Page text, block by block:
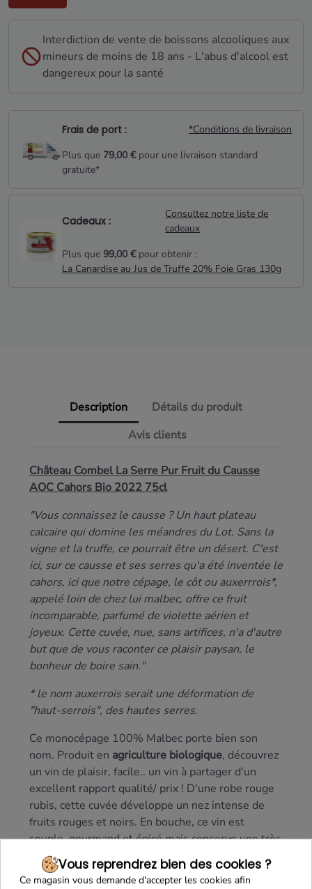
Interdiction de vente de boissons alcooliques aux
mineurs de moins de 18 ans - L'abus d'alcool est
dangereux pour la santé
Frais de port :
*Conditions de livraison
Plus que 79,00 €pour une livraison standard
gratuite*
Cadeaux :
Consultez notre liste de
cadeaux
Plus que 99,00 €pour obtenir :
La Canardise au Jus de Truffe 20% Foie Gras 130g
Description
Détails du produit
Avis clients
Château Combel La Serre Pur Fruit du Causse
AOC Cahors Bio 2022 75cl
"Vous connaissez le causse ? Un haut plateau
calcaire qui domine les méandres du Lot. Sans la
vigne et la truffe, ce pourrait être un désert. C'est
ici, sur ce causse et ses serres qu'a été inventée le
cahors, ici que notre cépage, le côt ou auxerrrois*,
appelé loin de chez lui malbec, offre ce fruit
incomparable, parfumé de violette aérien et
joyeux. Cette cuvée, nue, sans artifices, n'a d'autre
but que de vous raconter ce plaisir paysan, le
bonheur de boire sain."
* le nom auxerrois serait une déformation de
"haut-serrois", des hautes serres.
Ce monocépage 100% Malbec porte bien son
nom. Produit en agriculture biologique, découvrez
un vin de plaisir, facile.. un vin à partager d'un
excellent rapport qualité/ prix ! D'une robe rouge
rubis, cette cuvée développe un nez intense de
fruits rouges et noirs. En bouche, ce vin est
souple, gourmand et épicé mais conserve une très
belle fraîcheur.
Vous reprendrez bien des cookies ?
Ce magasin vous demande d'accepter les cookies afin